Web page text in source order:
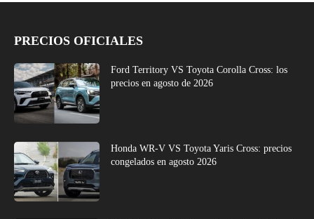
PRECIOS OFICIALES
Ford Territory VS Toyota Corolla Cross: los
precios en agosto de 2026
Honda WR-V VS Toyota Yaris Cross: precios
congelados en agosto 2026